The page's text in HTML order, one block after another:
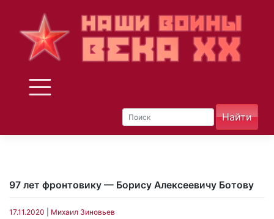
97 лет фронтовику — Борису Алексеевичу Ботову
17.11.2020 Михаил Зиновьев